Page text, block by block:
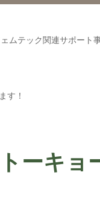
ムテック関連サポート
す！
ーキョ